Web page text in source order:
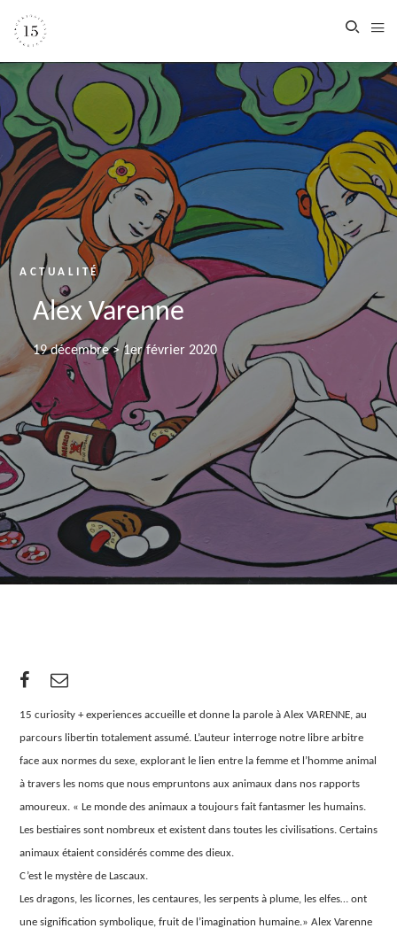
ACTUALITÉ
Alex Varenne
19 décembre > 1er février 2020
15 curiosity + experiences accueille et donne la parole à Alex VARENNE, au
parcours libertin totalement assumé. L’auteur interroge notre libre arbitre
face aux normes du sexe, explorant le lien entre la femme et l’homme animal
à travers les noms que nous empruntons aux animaux dans nos rapports
amoureux. « Le monde des animaux a toujours fait fantasmer les humains.
Les bestiaires sont nombreux et existent dans toutes les civilisations. Certains
animaux étaient considérés comme des dieux.
C’est le mystère de Lascaux.
Les dragons, les licornes, les centaures, les serpents à plume, les elfes… ont
une signification symbolique, fruit de l’imagination humaine.» Alex Varenne